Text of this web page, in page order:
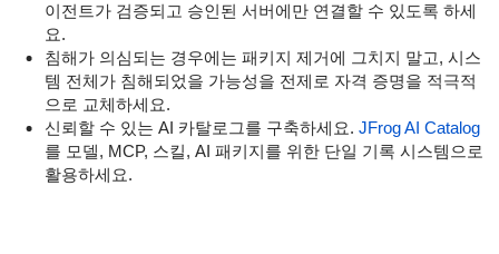
이전트가 검증되고 승인된 서버에만 연결할 수 있도록 하세
요.
침해가 의심되는 경우에는 패키지 제거에 그치지 말고, 시스
템 전체가 침해되었을 가능성을 전제로 자격 증명을 적극적
으로 교체하세요.
신뢰할 수 있는 AI 카탈로그를 구축하세요. JFrog AI Catalog
를 모델, MCP, 스킬, AI 패키지를 위한 단일 기록 시스템으로
활용하세요.